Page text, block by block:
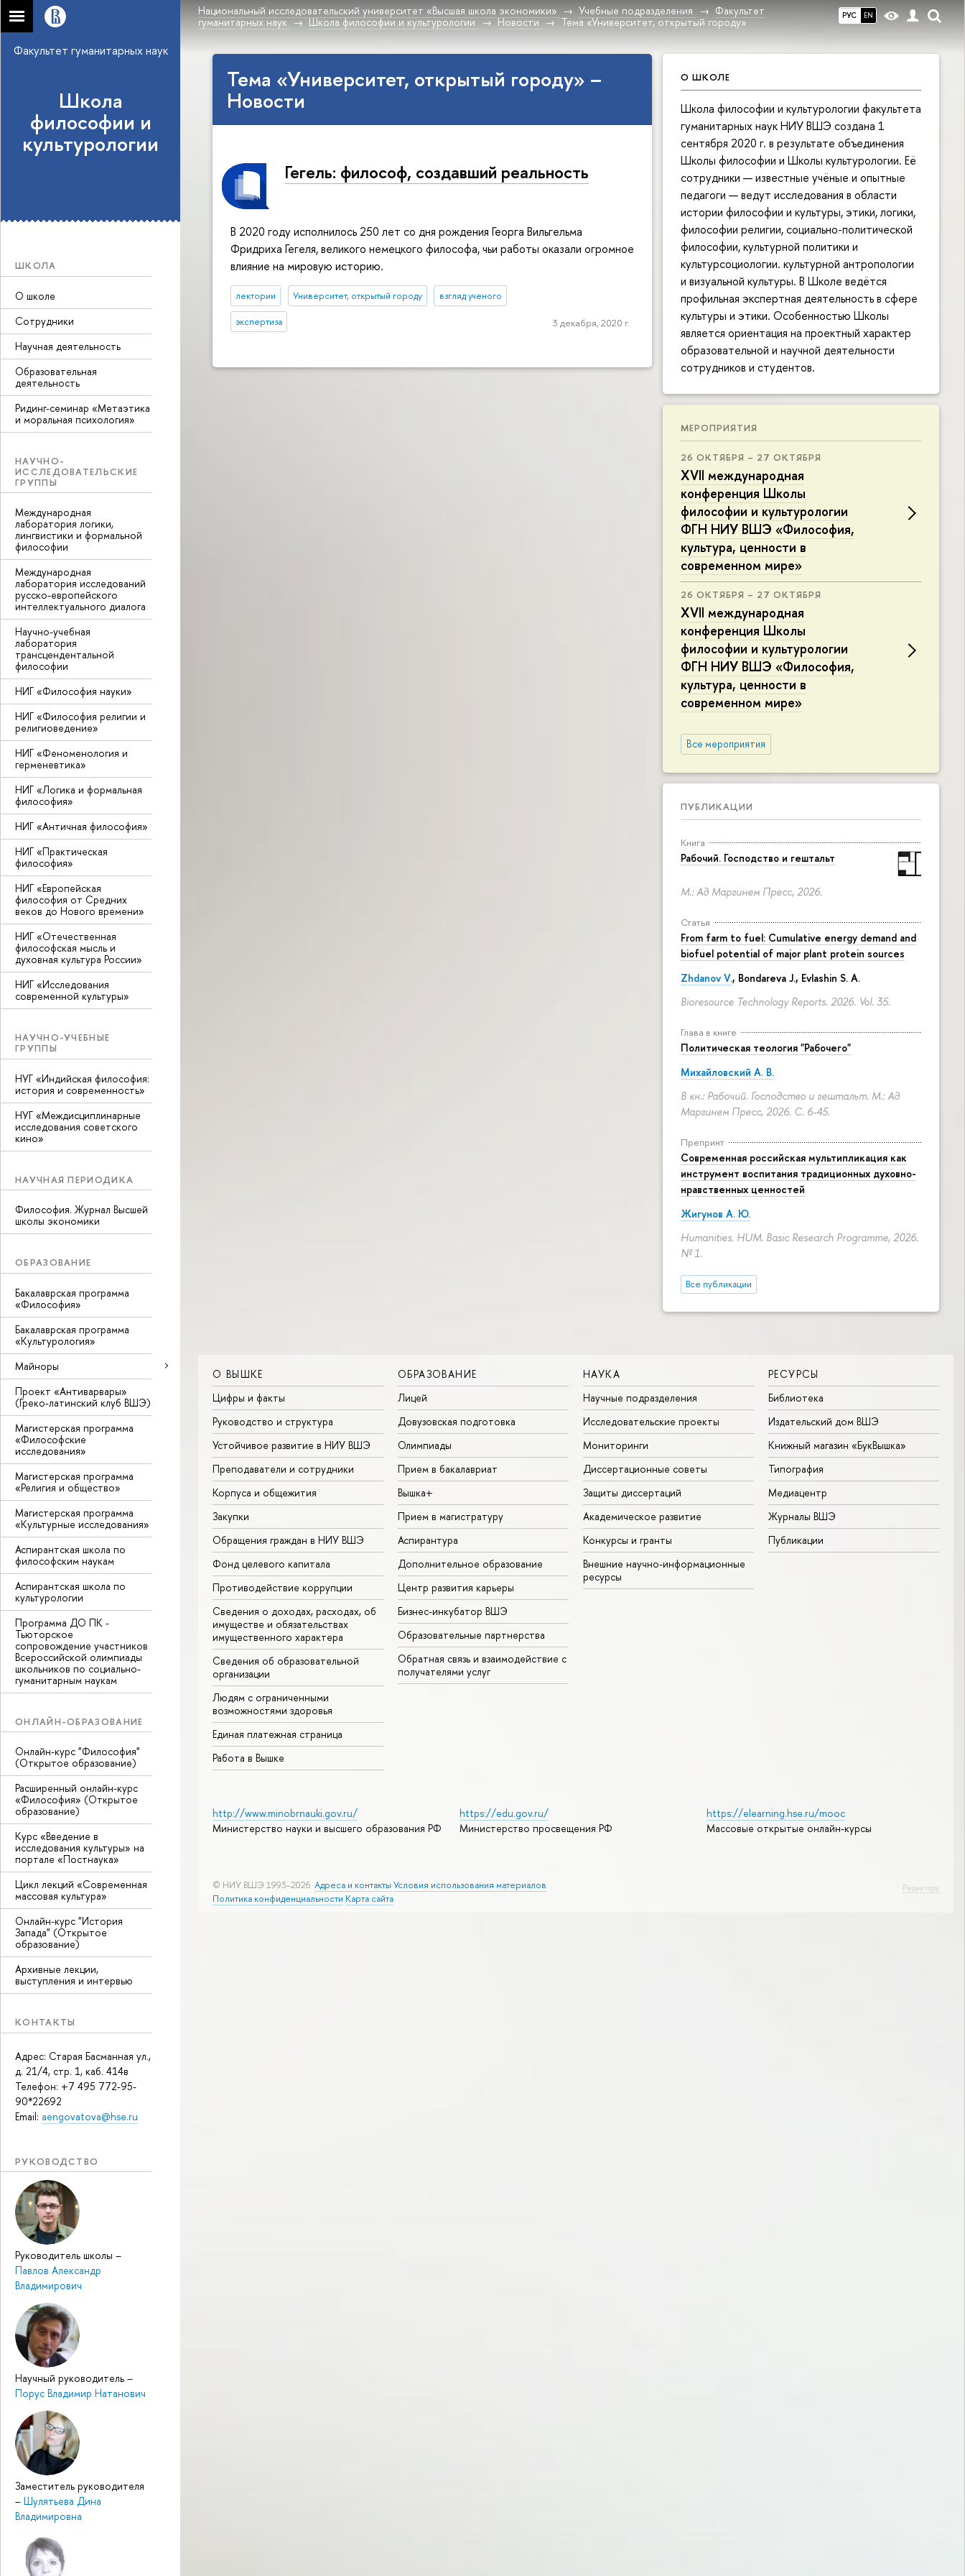
РУС EN
Национальный исследовательский университет «Высшая школа экономики» Учебные подразделения
Факультет
гуманитарных наук
Школа философии и культурологии Новости Тема «Университет, открытый городу»
Факультет гуманитарных наук
Школа
философии и
культурологии
ШКОЛА
О школе
Сотрудники
Научная деятельность
Образовательная
деятельность
Ридинг-семинар «Метаэтика
и моральная психология»
НАУЧНО-
ИССЛЕДОВАТЕЛЬСКИЕ
ГРУППЫ
Международная
лаборатория логики,
лингвистики и формальной
философии
Международная
лаборатория исследований
русско-европейского
интеллектуального диалога
Научно-учебная
лаборатория
трансцендентальной
философии
НИГ «Философия науки»
НИГ «Философия религии и
религиоведение»
НИГ «Феноменология и
герменевтика»
НИГ «Логика и формальная
философия»
НИГ «Античная философия»
НИГ «Практическая
философия»
НИГ «Европейская
философия от Средних
веков до Нового времени»
НИГ «Отечественная
философская мысль и
духовная культура России»
НИГ «Исследования
современной культуры»
НАУЧНО-УЧЕБНЫЕ
ГРУППЫ
НУГ «Индийская философия:
история и современность»
НУГ «Междисциплинарные
исследования советского
кино»
НАУЧНАЯ ПЕРИОДИКА
Философия. Журнал Высшей
школы экономики
ОБРАЗОВАНИЕ
Бакалаврская программа
«Философия»
Бакалаврская программа
«Культурология»
Майноры
Проект «Антиварвары»
(Греко-латинский клуб ВШЭ)
Магистерская программа
«Философские
исследования»
Магистерская программа
«Религия и общество»
Магистерская программа
«Культурные исследования»
Аспирантская школа по
философским наукам
Аспирантская школа по
культурологии
Программа ДО ПК -
Тьюторское
сопровождение участников
Всероссийской олимпиады
школьников по социально-
гуманитарным наукам
ОНЛАЙН-ОБРАЗОВАНИЕ
Онлайн-курс "Философия"
(Открытое образование)
Расширенный онлайн-курс
«Философия» (Открытое
образование)
Курс «Введение в
исследования культуры» на
портале «Постнаука»
Цикл лекций «Современная
массовая культура»
Онлайн-курс "История
Запада" (Открытое
образование)
Архивные лекции,
выступления и интервью
КОНТАКТЫ
Адрес: Старая Басманная ул.,
д. 21/4, стр. 1, каб. 414в
Телефон: +7 495 772-95-
90*22692
Email: aengovatova@hse.ru
РУКОВОДСТВО
Руководитель школы –
Павлов Александр
Владимирович
Научный руководитель –
Порус Владимир Натанович
Заместитель руководителя
– Шулятьева Дина
Владимировна
О ШКОЛЕ
Школа философии и культурологии факультета
гуманитарных наук НИУ ВШЭ создана 1
сентября 2020 г. в результате объединения
Школы философии и Школы культурологии. Её
сотрудники — известные учёные и опытные
педагоги — ведут исследования в области
истории философии и культуры, этики, логики,
философии религии, социально-политической
философии, культурной политики и
культурсоциологии. культурной антропологии
и визуальной культуры. В Школе ведётся
профильная экспертная деятельность в сфере
культуры и этики. Особенностью Школы
является ориентация на проектный характер
образовательной и научной деятельности
сотрудников и студентов.
МЕРОПРИЯТИЯ
26 ОКТЯБРЯ – 27 ОКТЯБРЯ
XVII международная
конференция Школы
философии и культурологии
ФГН НИУ ВШЭ «Философия,
культура, ценности в
современном мире»
26 ОКТЯБРЯ – 27 ОКТЯБРЯ
XVII международная
конференция Школы
философии и культурологии
ФГН НИУ ВШЭ «Философия,
культура, ценности в
современном мире»
Все мероприятия
ПУБЛИКАЦИИ
Книга
Рабочий. Господство и гештальт
М.: Ад Маргинем Пресс, 2026.
Статья
From farm to fuel: Cumulative energy demand and
biofuel potential of major plant protein sources
Zhdanov V., Bondareva J., Evlashin S. A.
Bioresource Technology Reports. 2026. Vol. 35.
Глава в книге
Политическая теология "Рабочего"
Михайловский А. В.
В кн.: Рабочий. Господство и гештальт. М.: Ад
Маргинем Пресс, 2026. С. 6-45.
Препринт
Современная российская мультипликация как
инструмент воспитания традиционных духовно-
нравственных ценностей
Жигунов А. Ю.
Humanities. HUM. Basic Research Programme, 2026.
№ 1.
Все публикации
Тема «Университет, открытый городу» –
Новости
Гегель: философ, создавший реальность
В 2020 году исполнилось 250 лет со дня рождения Георга Вильгельма
Фридриха Гегеля, великого немецкого философа, чьи работы оказали огромное
влияние на мировую историю.
лектории Университет, открытый городу взгляд ученого
экспертиза 3 декабря, 2020 г.
О ВЫШКЕ
Цифры и факты
Руководство и структура
Устойчивое развитие в НИУ ВШЭ
Преподаватели и сотрудники
Корпуса и общежития
Закупки
Обращения граждан в НИУ ВШЭ
Фонд целевого капитала
Противодействие коррупции
Сведения о доходах, расходах, об
имуществе и обязательствах
имущественного характера
Сведения об образовательной
организации
Людям с ограниченными
возможностями здоровья
Единая платежная страница
Работа в Вышке
ОБРАЗОВАНИЕ
Лицей
Довузовская подготовка
Олимпиады
Прием в бакалавриат
Вышка+
Прием в магистратуру
Аспирантура
Дополнительное образование
Центр развития карьеры
Бизнес-инкубатор ВШЭ
Образовательные партнерства
Обратная связь и взаимодействие с
получателями услуг
НАУКА
Научные подразделения
Исследовательские проекты
Мониторинги
Диссертационные советы
Защиты диссертаций
Академическое развитие
Конкурсы и гранты
Внешние научно-информационные
ресурсы
РЕСУРСЫ
Библиотека
Издательский дом ВШЭ
Книжный магазин «БукВышка»
Типография
Медиацентр
Журналы ВШЭ
Публикации
http://www.minobrnauki.gov.ru/
Министерство науки и высшего образования РФ
https://edu.gov.ru/
Министерство просвещения РФ
https://elearning.hse.ru/mooc
Массовые открытые онлайн-курсы
© НИУ ВШЭ 1993–2026 Адреса и контакты Условия использования материалов
Политика конфиденциальности Карта сайта
Редактору